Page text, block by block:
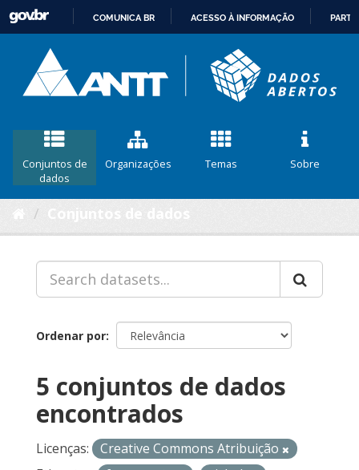
CONTEÚDO
COMUNICA BR ACESSO À INFORMAÇÃO
Conjuntos de
dados
Organizações Temas Sobre
Ordenar por
5 conjuntos de dados
encontrados
Licenças:
Creative Commons Atribuição